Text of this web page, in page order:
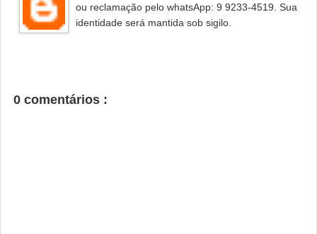
ou reclamação pelo whatsApp: 9 9233-4519. Sua
identidade será mantida sob sigilo.
0 comentários :